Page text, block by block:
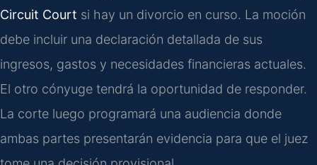
Circuit Court si hay un divorcio en curso. La moción
debe incluir una declaración detallada de sus
ingresos, gastos y necesidades financieras actuales.
El otro cónyuge tendrá la oportunidad de responder.
La corte luego programará una audiencia donde
ambas partes presentarán evidencia para que el juez